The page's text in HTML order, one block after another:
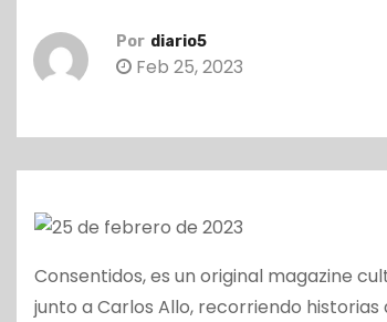
Por diario5
Feb 25, 2023
Consentidos, es un original magazine
junto a Carlos Allo, recorriendo